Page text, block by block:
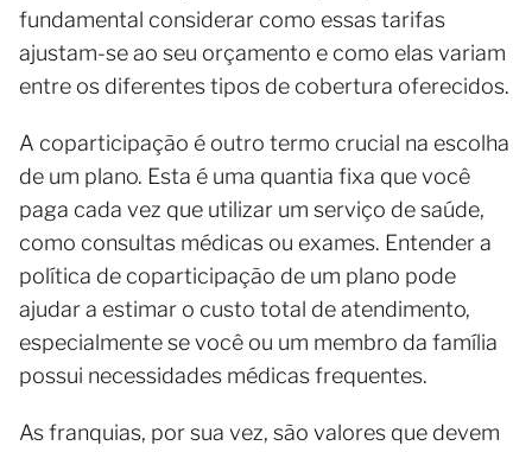
fundamental considerar como essas tarifas
ajustam-se ao seu orçamento e como elas variam
entre os diferentes tipos de cobertura oferecidos.
A coparticipação é outro termo crucial na escolha
de um plano. Esta é uma quantia fixa que você
paga cada vez que utilizar um serviço de saúde,
como consultas médicas ou exames. Entender a
política de coparticipação de um plano pode
ajudar a estimar o custo total de atendimento,
especialmente se você ou um membro da família
possui necessidades médicas frequentes.
As franquias, por sua vez, são valores que devem